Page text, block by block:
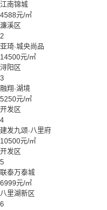
江南锦城
4588元/㎡
濂溪区
2
亚琦·城央尚品
14500元/㎡
浔阳区
3
融翔·湖境
5250元/㎡
开发区
4
建发九颂·八里府
10500元/㎡
开发区
5
联泰万泰城
6999元/㎡
八里湖新区
6